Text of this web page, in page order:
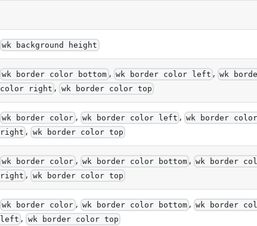
wk background height
wk border color bottom , wk border color left , wk
color right , wk border color top
wk border color , wk border color left , wk border color
right , wk border color top
wk border color , wk border color bottom , wk border
right , wk border color top
wk border color , wk border color bottom , wk border
left , wk border color top